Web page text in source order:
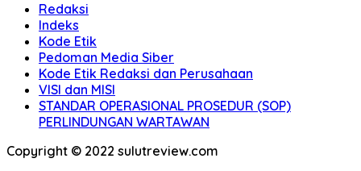
Redaksi
Indeks
Kode Etik
Pedoman Media Siber
Kode Etik Redaksi dan Perusahaan
VISI dan MISI
STANDAR OPERASIONAL PROSEDUR (SOP)
PERLINDUNGAN WARTAWAN
Copyright © 2022 sulutreview.com